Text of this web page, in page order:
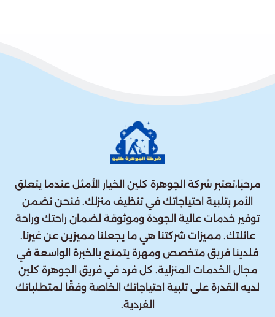
مرحبًا،تعتبر شركة الجوهرة كلين الخيار الأمثل عندما يتعلق
الأمر بتلبية احتياجاتك في تنظيف منزلك. فنحن نضمن
توفير خدمات عالية الجودة وموثوقة لضمان راحتك وراحة
عائلتك. مميزات شركتنا هي ما يجعلنا مميزين عن غيرنا.
فلدينا فريق متخصص ومهرة يتمتع بالخبرة الواسعة في
مجال الخدمات المنزلية. كل فرد في فريق الجوهرة كلين
لديه القدرة على تلبية احتياجاتك الخاصة وفقًا لمتطلباتك
الفردية.